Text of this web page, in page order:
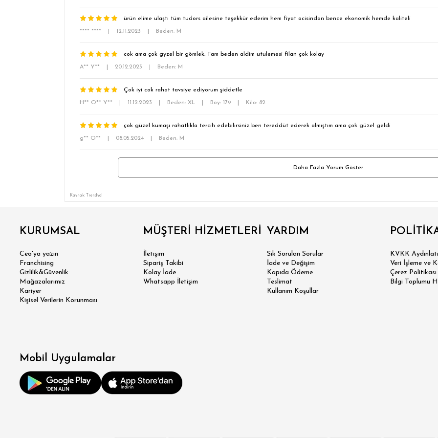
ürün elime ulaştı tüm tudors ailesine teşekkür ederim hem fiyat acisindan bence ekonomik hemde kaliteli
**** **** 12.11.2023 Beden: M
cok ama çok gyzel bir gömlek. Tam beden aldim utulemesi filan çok kolay
A** Y** 20.12.2023 Beden: M
Çok iyi cok rahat tavsiye ediyorum şiddetle
H** O** Y** 11.12.2023 Beden: XL Boy: 179 Kilo: 82
çok güzel kumaşı rahatlıkla tercih edebilirsiniz ben tereddüt ederek almıştım ama çok güzel geldi
g** O** 08.05.2024 Beden: M
Daha Fazla Yorum Göster
Kaynak: Trendyol
KURUMSAL
Ceo'ya yazın
Franchising
Gizlilik&Güvenlik
Mağazalarımız
Kariyer
Kişisel Verilerin Korunması
MÜŞTERİ HİZMETLERİ
İletişim
Sipariş Takibi
Kolay İade
Whatsapp İletişim
YARDIM
Sık Sorulan Sorular
İade ve Değişim
Kapıda Ödeme
Teslimat
Kullanım Koşullar
KVKK
Veri İşleme ve
Çerez Politikası
Bilgi Toplumu
Mobil Uygulamalar